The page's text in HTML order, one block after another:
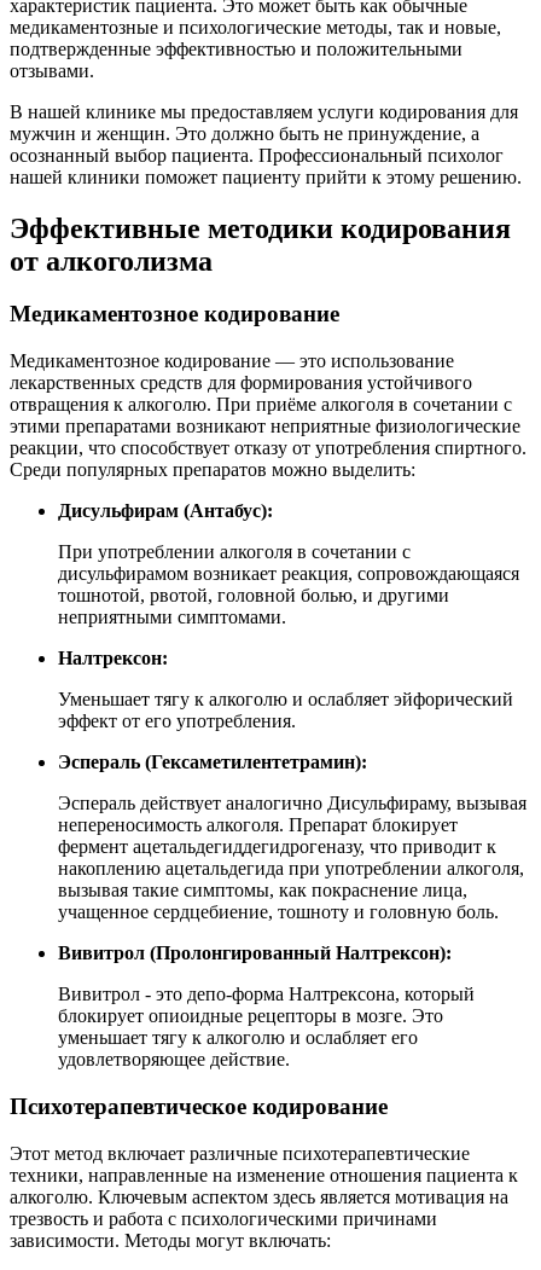
характеристик пациента. Это может быть как обычные
медикаментозные и психологические методы, так и новые,
подтвержденные эффективностью и положительными
отзывами.
В нашей клинике мы предоставляем услуги кодирования для
мужчин и женщин. Это должно быть не принуждение, а
осознанный выбор пациента. Профессиональный психолог
нашей клиники поможет пациенту прийти к этому решению.
Эффективные методики кодирования
от алкоголизма
Медикаментозное кодирование
Медикаментозное кодирование — это использование
лекарственных средств для формирования устойчивого
отвращения к алкоголю. При приёме алкоголя в сочетании с
этими препаратами возникают неприятные физиологические
реакции, что способствует отказу от употребления спиртного.
Среди популярных препаратов можно выделить:
Дисульфирам (Антабус):
При употреблении алкоголя в сочетании с
дисульфирамом возникает реакция, сопровождающаяся
тошнотой, рвотой, головной болью, и другими
неприятными симптомами.
Налтрексон:
Уменьшает тягу к алкоголю и ослабляет эйфорический
эффект от его употребления.
Эспераль (Гексаметилентетрамин):
Эспераль действует аналогично Дисульфираму, вызывая
непереносимость алкоголя. Препарат блокирует
фермент ацетальдегиддегидрогеназу, что приводит к
накоплению ацетальдегида при употреблении алкоголя,
вызывая такие симптомы, как покраснение лица,
учащенное сердцебиение, тошноту и головную боль.
Вивитрол (Пролонгированный Налтрексон):
Вивитрол - это депо-форма Налтрексона, который
блокирует опиоидные рецепторы в мозге. Это
уменьшает тягу к алкоголю и ослабляет его
удовлетворяющее действие.
Психотерапевтическое кодирование
Этот метод включает различные психотерапевтические
техники, направленные на изменение отношения пациента к
алкоголю. Ключевым аспектом здесь является мотивация на
трезвость и работа с психологическими причинами
зависимости. Методы могут включать: